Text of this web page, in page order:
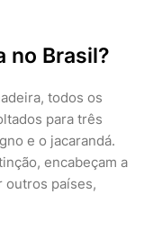
no Brasil?
todos os
para três
e o jacarandá.
encabeçam a
outros países,